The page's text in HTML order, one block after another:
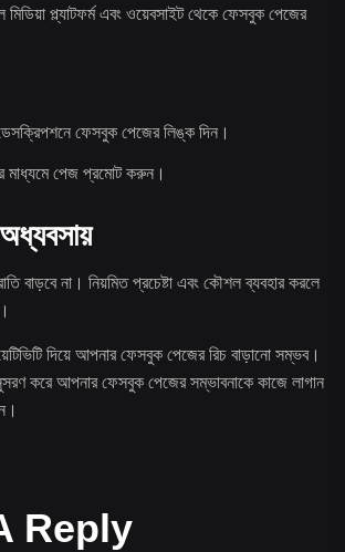
প্ল্যাটফর্ম এবং ওয়েবসাইট থেকে ফেসবুক পেজের
ফেসবুক পেজের লিঙ্ক দিন।
মাধ্যমে পেজ প্রমোট করুন।
বাড়বে না। নিয়মিত প্রচেষ্টা এবং কৌশল ব্যবহার করলে
দিয়ে আপনার ফেসবুক পেজের রিচ বাড়ানো সম্ভব।
করে আপনার ফেসবুক পেজের সম্ভাবনাকে কাজে লাগান
Reply